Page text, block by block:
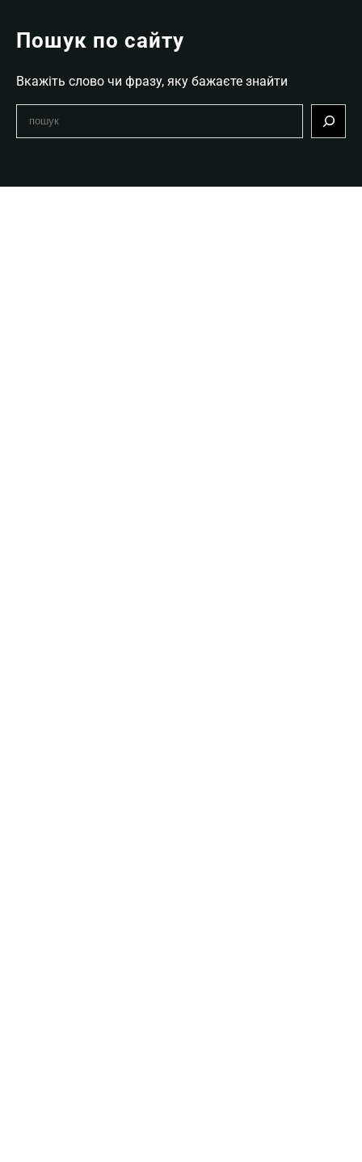
Пошук по сайту
Вкажіть слово чи фразу, яку бажаєте знайти
c